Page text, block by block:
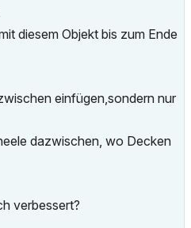
diesem Objekt bis zum Ende
einfügen,sondern nur
dazwischen, wo Decken
verbessert?